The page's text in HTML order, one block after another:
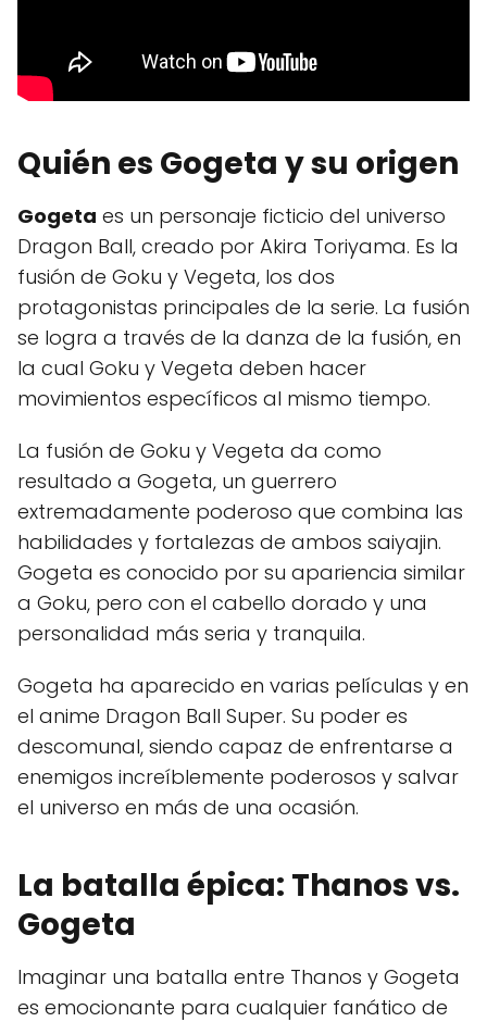
Quién es Gogeta y su origen
Gogeta es un personaje ficticio del universo
Dragon Ball, creado por Akira Toriyama. Es la
fusión de Goku y Vegeta, los dos
protagonistas principales de la serie. La fusión
se logra a través de la danza de la fusión, en
la cual Goku y Vegeta deben hacer
movimientos específicos al mismo tiempo.
La fusión de Goku y Vegeta da como
resultado a Gogeta, un guerrero
extremadamente poderoso que combina las
habilidades y fortalezas de ambos saiyajin.
Gogeta es conocido por su apariencia similar
a Goku, pero con el cabello dorado y una
personalidad más seria y tranquila.
Gogeta ha aparecido en varias películas y en
el anime Dragon Ball Super. Su poder es
descomunal, siendo capaz de enfrentarse a
enemigos increíblemente poderosos y salvar
el universo en más de una ocasión.
La batalla épica: Thanos vs.
Gogeta
Imaginar una batalla entre Thanos y Gogeta
es emocionante para cualquier fanático de